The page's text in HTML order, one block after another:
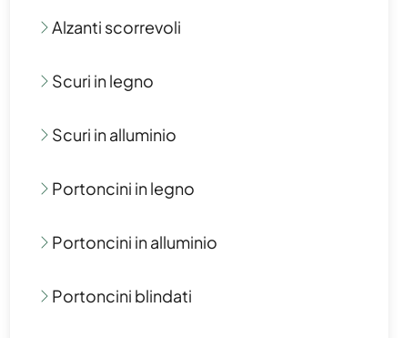
Alzanti scorrevoli
Scuri in legno
Scuri in alluminio
Portoncini in legno
Portoncini in alluminio
Portoncini blindati